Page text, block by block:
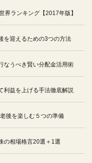
界ランキング【2017年版】
を迎えるための3つの方法
なうべき賢い分配金活用術
利益を上げる手法徹底解説
後を楽しむ５つの準備
の相場格言20選＋1選